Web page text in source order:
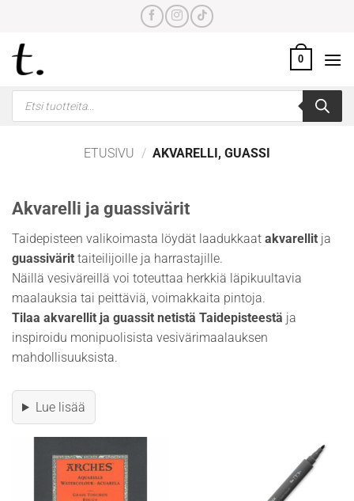
content
0
Products
search
ETUSIVU / AKVARELLI, GUASSI
Akvarelli ja guassivärit
Taidepisteen valikoimasta löydät laadukkaat akvarellit ja
guassivärit taiteilijoille ja harrastajille.
Näillä vesiväreillä voi toteuttaa herkkiä läpikuultavia
maalauksia tai peittäviä, voimakkaita pintoja.
Tilaa akvarellit ja guassit netistä Taidepisteestä ja
inspiroidu monipuolisista vesivärimaalauksen
mahdollisuuksista.
Lue lisää